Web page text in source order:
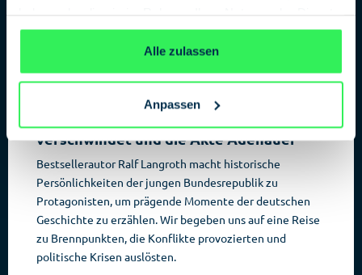
gesammelt haben.Datenschutzerklärung
Alle zulassen
Anpassen
10. November 2022: Ein Präsident
verschwindet und die Akte Adenauer
Bestsellerautor Ralf Langroth macht historische
Persönlichkeiten der jungen Bundesrepublik zu
Protagonisten, um prägende Momente der deutschen
Geschichte zu erzählen. Wir begeben uns auf eine Reise
zu Brennpunkten, die Konflikte provozierten und
politische Krisen auslösten.